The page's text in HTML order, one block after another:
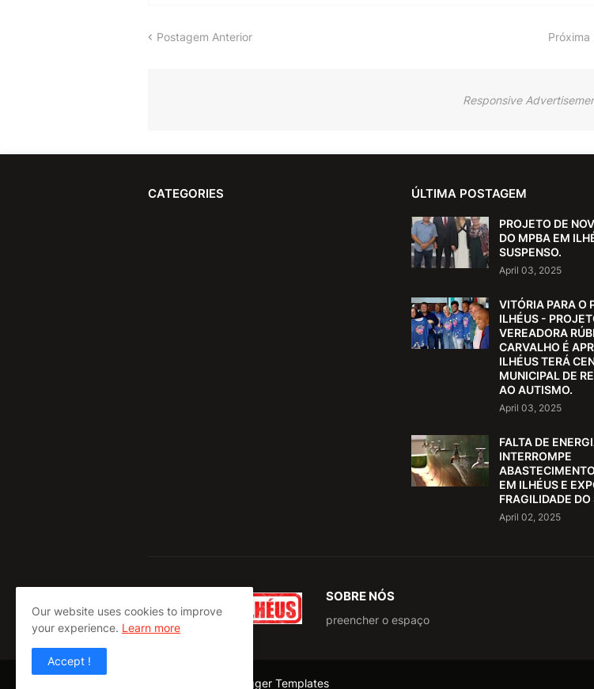
Postagem Anterior Próxima
Responsive
CATEGORIES ÚLTIMA POSTAGEM
PROJETO DE
DO MPBA EM
SUSPENSO.
April 03, 2025
VITÓRIA PARA O
ILHÉUS -
VEREADORA
CARVALHO É
ILHÉUS TERÁ
MUNICIPAL DE
AO AUTISMO.
April 03, 2025
FALTA DE
INTERROMPE
EM ILHÉUS E
FRAGILIDADE
April 02, 2025
SOBRE NÓS
preencher o espaço
Pro Blogger Templates
Our website uses cookies to improve
your experience. Learn more
Accept !